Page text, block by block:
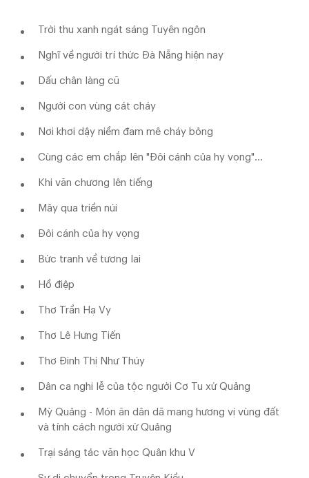
Trời thu xanh ngát sáng Tuyên ngôn
Nghĩ về người trí thức Đà Nẵng hiện nay
Dấu chân làng cũ
Người con vùng cát cháy
Nơi khơi dậy niềm đam mê cháy bỏng
Cùng các em chắp lên "Đôi cánh của hy vọng"...
Khi văn chương lên tiếng
Mây qua triền núi
Đôi cánh của hy vọng
Bức tranh về tương lai
Hồ điệp
Thơ Trần Hạ Vy
Thơ Lê Hưng Tiến
Thơ Đinh Thị Như Thúy
Dân ca nghi lễ của tộc người Cơ Tu xứ Quảng
Mỳ Quảng - Món ăn dân dã mang hương vị vùng đất
và tính cách người xứ Quảng
Trại sáng tác văn học Quân khu V